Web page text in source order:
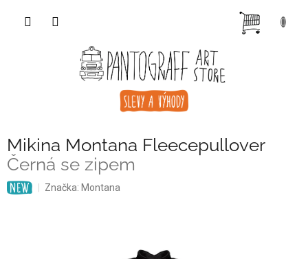
Mikina Montana Fleecepullover
Černá se zipem
Značka:Montana